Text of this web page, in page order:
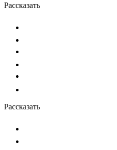
Рассказать
Рассказать